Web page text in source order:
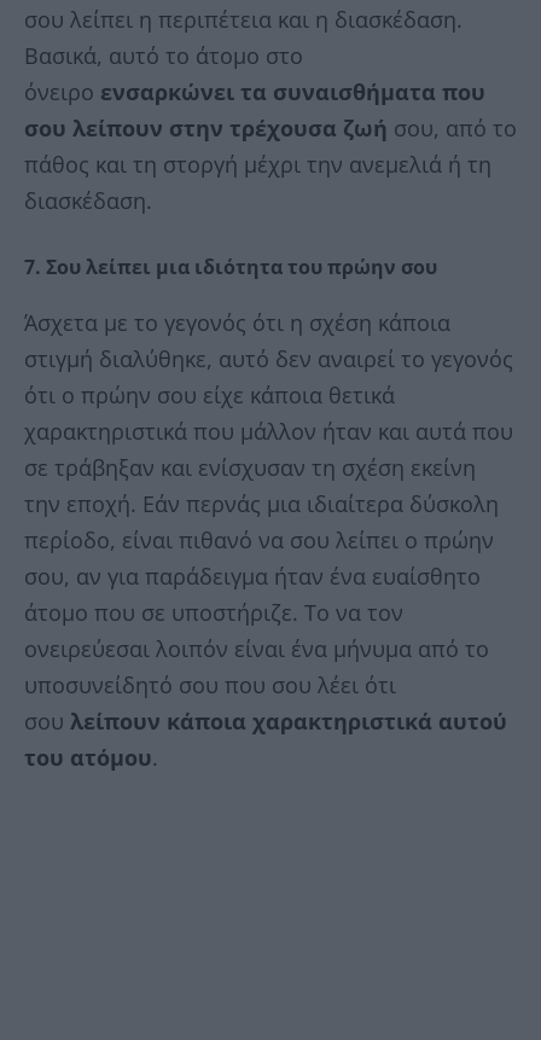
σου λείπει η περιπέτεια και η διασκέδαση.
Βασικά, αυτό το άτομο στο
όνειρο ενσαρκώνει τα συναισθήματα που
σου λείπουν στην τρέχουσα ζωή σου, από το
πάθος και τη στοργή μέχρι την ανεμελιά ή τη
διασκέδαση.
7. Σου λείπει μια ιδιότητα του πρώην σου
Άσχετα με το γεγονός ότι η σχέση κάποια
στιγμή διαλύθηκε, αυτό δεν αναιρεί το γεγονός
ότι ο πρώην σου είχε κάποια θετικά
χαρακτηριστικά που μάλλον ήταν και αυτά που
σε τράβηξαν και ενίσχυσαν τη σχέση εκείνη
την εποχή. Εάν περνάς μια ιδιαίτερα δύσκολη
περίοδο, είναι πιθανό να σου λείπει ο πρώην
σου, αν για παράδειγμα ήταν ένα ευαίσθητο
άτομο που σε υποστήριζε. Το να τον
ονειρεύεσαι λοιπόν είναι ένα μήνυμα από το
υποσυνείδητό σου που σου λέει ότι
σου λείπουν κάποια χαρακτηριστικά αυτού
του ατόμου.